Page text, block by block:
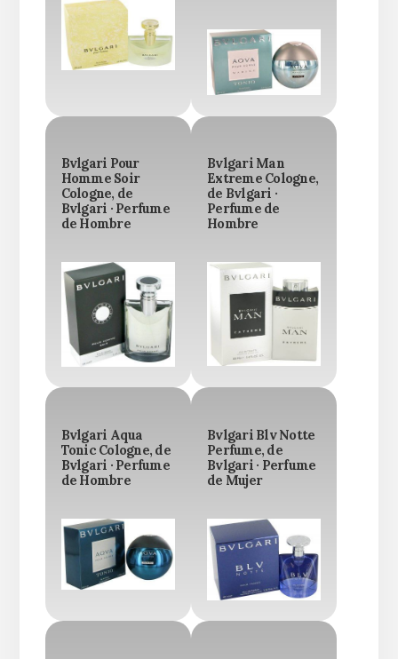
Bvlgari Pour
Homme Soir
Cologne, de
Bvlgari · Perfume
de Hombre
Bvlgari Man
Extreme Cologne,
de Bvlgari ·
Perfume de
Hombre
Bvlgari Aqua
Tonic Cologne, de
Bvlgari · Perfume
de Hombre
Bvlgari Blv Notte
Perfume, de
Bvlgari · Perfume
de Mujer